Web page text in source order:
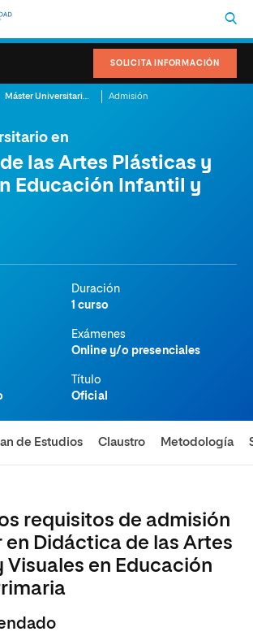
SOLICITA INFORMACIÓN
Máster Universitario en Didáctica de las Artes Plásticas y Visuales en Educación Infantil y Primaria Admisión
en
las Artes Plásticas y
Educación Infantil y
Duración
1 curso
Exámenes
Online y/o presenciales
Título
Oficial
de Estudios Claustro Metodología
requisitos de admisión
en Didáctica de las Artes
Visuales en Educación